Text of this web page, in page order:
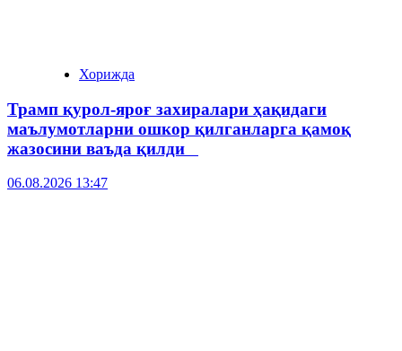
Хорижда
Трамп қурол-яроғ захиралари ҳақидаги
маълумотларни ошкор қилганларга қамоқ
жазосини ваъда қилди
06.08.2026 13:47